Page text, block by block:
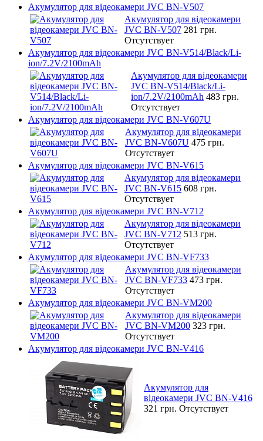
Акумулятор для відеокамери JVC BN-V507
Акумулятор для відеокамери
JVC BN-V507 281 грн.
Отсутствует
Акумулятор для відеокамери JVC BN-V514/Black/Li-
ion/7.2V/2100mAh
Акумулятор для відеокамери
JVC BN-V514/Black/Li-
ion/7.2V/2100mAh 483 грн.
Отсутствует
Акумулятор для відеокамери JVC BN-V607U
Акумулятор для відеокамери
JVC BN-V607U 475 грн.
Отсутствует
Акумулятор для відеокамери JVC BN-V615
Акумулятор для відеокамери
JVC BN-V615 608 грн.
Отсутствует
Акумулятор для відеокамери JVC BN-V712
Акумулятор для відеокамери
JVC BN-V712 513 грн.
Отсутствует
Акумулятор для відеокамери JVC BN-VF733
Акумулятор для відеокамери
JVC BN-VF733 473 грн.
Отсутствует
Акумулятор для відеокамери JVC BN-VM200
Акумулятор для відеокамери
JVC BN-VM200 323 грн.
Отсутствует
Акумулятор для відеокамери JVC BN-V416
Акумулятор для
відеокамери JVC BN-V416
321 грн. Отсутствует